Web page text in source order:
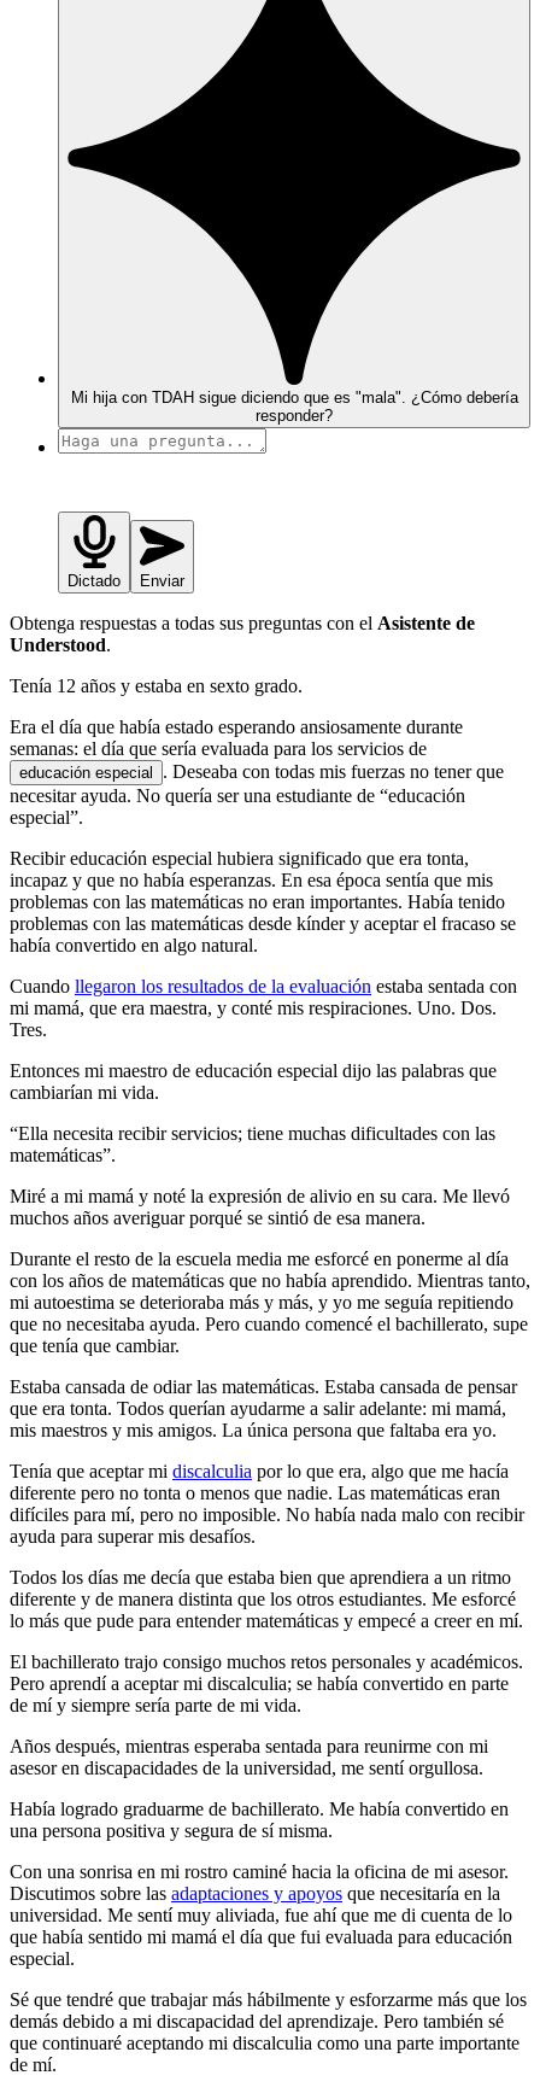
Mi hija con TDAH sigue diciendo que es "mala". ¿Cómo debería
responder?
Dictado Enviar
Obtenga respuestas a todas sus preguntas con el Asistente de
Understood.
Tenía 12 años y estaba en sexto grado.
Era el día que había estado esperando ansiosamente durante
semanas: el día que sería evaluada para los servicios de
educación especial
. Deseaba con todas mis fuerzas no tener que
necesitar ayuda. No quería ser una estudiante de “educación
especial”.
Recibir educación especial hubiera significado que era tonta,
incapaz y que no había esperanzas. En esa época sentía que mis
problemas con las matemáticas no eran importantes. Había tenido
problemas con las matemáticas desde kínder y aceptar el fracaso se
había convertido en algo natural.
Cuando llegaron los resultados de la evaluación estaba sentada con
mi mamá, que era maestra, y conté mis respiraciones. Uno. Dos.
Tres.
Entonces mi maestro de educación especial dijo las palabras que
cambiarían mi vida.
“Ella necesita recibir servicios; tiene muchas dificultades con las
matemáticas”.
Miré a mi mamá y noté la expresión de alivio en su cara. Me llevó
muchos años averiguar porqué se sintió de esa manera.
Durante el resto de la escuela media me esforcé en ponerme al día
con los años de matemáticas que no había aprendido. Mientras tanto,
mi autoestima se deterioraba más y más, y yo me seguía repitiendo
que no necesitaba ayuda. Pero cuando comencé el bachillerato, supe
que tenía que cambiar.
Estaba cansada de odiar las matemáticas. Estaba cansada de pensar
que era tonta. Todos querían ayudarme a salir adelante: mi mamá,
mis maestros y mis amigos. La única persona que faltaba era yo.
Tenía que aceptar mi discalculia por lo que era, algo que me hacía
diferente pero no tonta o menos que nadie. Las matemáticas eran
difíciles para mí, pero no imposible. No había nada malo con recibir
ayuda para superar mis desafíos.
Todos los días me decía que estaba bien que aprendiera a un ritmo
diferente y de manera distinta que los otros estudiantes. Me esforcé
lo más que pude para entender matemáticas y empecé a creer en mí.
El bachillerato trajo consigo muchos retos personales y académicos.
Pero aprendí a aceptar mi discalculia; se había convertido en parte
de mí y siempre sería parte de mi vida.
Años después, mientras esperaba sentada para reunirme con mi
asesor en discapacidades de la universidad, me sentí orgullosa.
Había logrado graduarme de bachillerato. Me había convertido en
una persona positiva y segura de sí misma.
Con una sonrisa en mi rostro caminé hacia la oficina de mi asesor.
Discutimos sobre las adaptaciones y apoyos que necesitaría en la
universidad. Me sentí muy aliviada, fue ahí que me di cuenta de lo
que había sentido mi mamá el día que fui evaluada para educación
especial.
Sé que tendré que trabajar más hábilmente y esforzarme más que los
demás debido a mi discapacidad del aprendizaje. Pero también sé
que continuaré aceptando mi discalculia como una parte importante
de mí.